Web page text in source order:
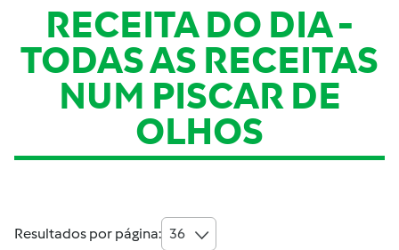
RECEITA DO DIA-
TODAS AS RECEITAS
NUM PISCAR DE
OLHOS
Resultados por página: 36